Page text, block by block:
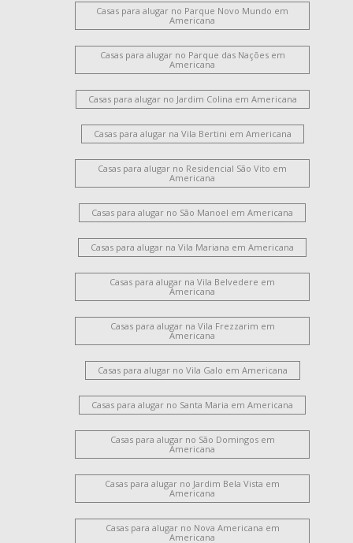
Jardim Progresso
Cidade Jardim Ii
Loteamento Residencial Jardim Villagio II
Loteamento Industrial Machadinho
Parque Universitário
Vale das Paineiras
Jardim Recanto
Salto Grande
São Manoel
Portal dos Nobres
Vila Israel
Parque Residencial Nardini
Jardim das Orquídeas
Parque Liberdade
Parque das Nações
Jardim América
Vila Rehder
Werner Plaas
Chácara Letônia
Jardim Terramérica III
São Benedito
Jardim Girassol
Jardim Santana
Vila Santa Catarina
Jardim Ipiranga
Santo Antônio
Centro
Jardim São Paulo
Loteamento Residencial Jardim Villagio
Jardim Portal da Colina
Jardim Guanabara
Campo Verde
Jardim Paulistano
Parque Novo Mundo
Vila Santa Maria
Loteamento Residencial Jardim Esperança
Casas para alugar no Parque Novo Mundo em
Americana
Casas para alugar no Parque das Nações em
Americana
Casas para alugar no Jardim Colina em Americana
Casas para alugar na Vila Bertini em Americana
Casas para alugar no Residencial São Vito em
Americana
Casas para alugar no São Manoel em Americana
Casas para alugar na Vila Mariana em Americana
Casas para alugar na Vila Belvedere em
Americana
Casas para alugar na Vila Frezzarim em
Americana
Casas para alugar no Vila Galo em Americana
Casas para alugar no Santa Maria em Americana
Casas para alugar no São Domingos em
Americana
Casas para alugar no Jardim Bela Vista em
Americana
Casas para alugar no Nova Americana em
Americana